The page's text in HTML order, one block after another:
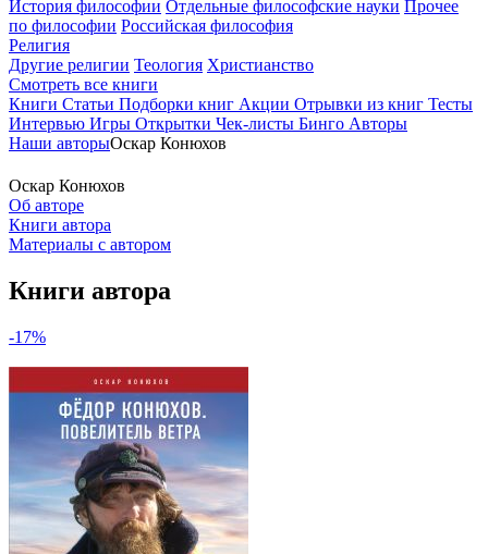
История философии Отдельные философские науки Прочее
по философии Российская философия
Религия
Другие религии Теология Христианство
Смотреть все книги
Книги Статьи Подборки книг Акции Отрывки из книг Тесты
Интервью Игры Открытки Чек-листы Бинго Авторы
Наши авторыОскар Конюхов
Оскар Конюхов
Об авторе
Книги автора
Материалы с автором
Книги автора
-17%